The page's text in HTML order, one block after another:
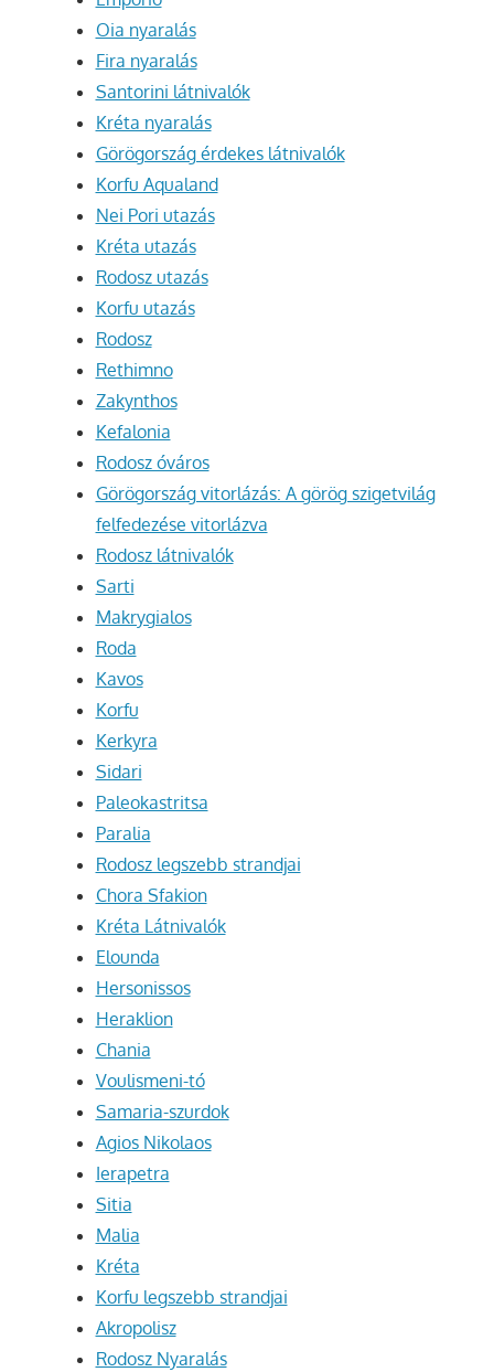
Oia nyaralás
Fira nyaralás
Santorini látnivalók
Kréta nyaralás
Görögország érdekes látnivalók
Korfu Aqualand
Nei Pori utazás
Kréta utazás
Rodosz utazás
Korfu utazás
Rodosz
Rethimno
Zakynthos
Kefalonia
Rodosz óváros
Görögország vitorlázás: A görög szigetvilág
felfedezése vitorlázva
Rodosz látnivalók
Sarti
Makrygialos
Roda
Kavos
Korfu
Kerkyra
Sidari
Paleokastritsa
Paralia
Rodosz legszebb strandjai
Chora Sfakion
Kréta Látnivalók
Elounda
Hersonissos
Heraklion
Chania
Voulismeni-tó
Samaria-szurdok
Agios Nikolaos
Ierapetra
Sitia
Malia
Kréta
Korfu legszebb strandjai
Akropolisz
Rodosz Nyaralás